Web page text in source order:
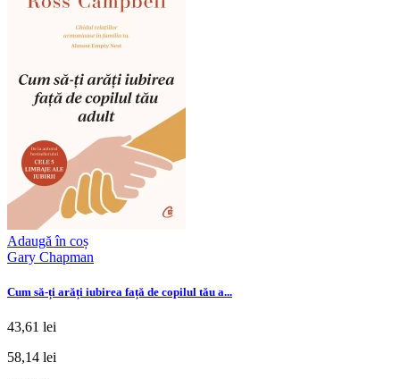
Adaugă în coș
Gary Chapman
Cum să-ți arăți iubirea față de copilul tău a...
43,61 lei
58,14 lei